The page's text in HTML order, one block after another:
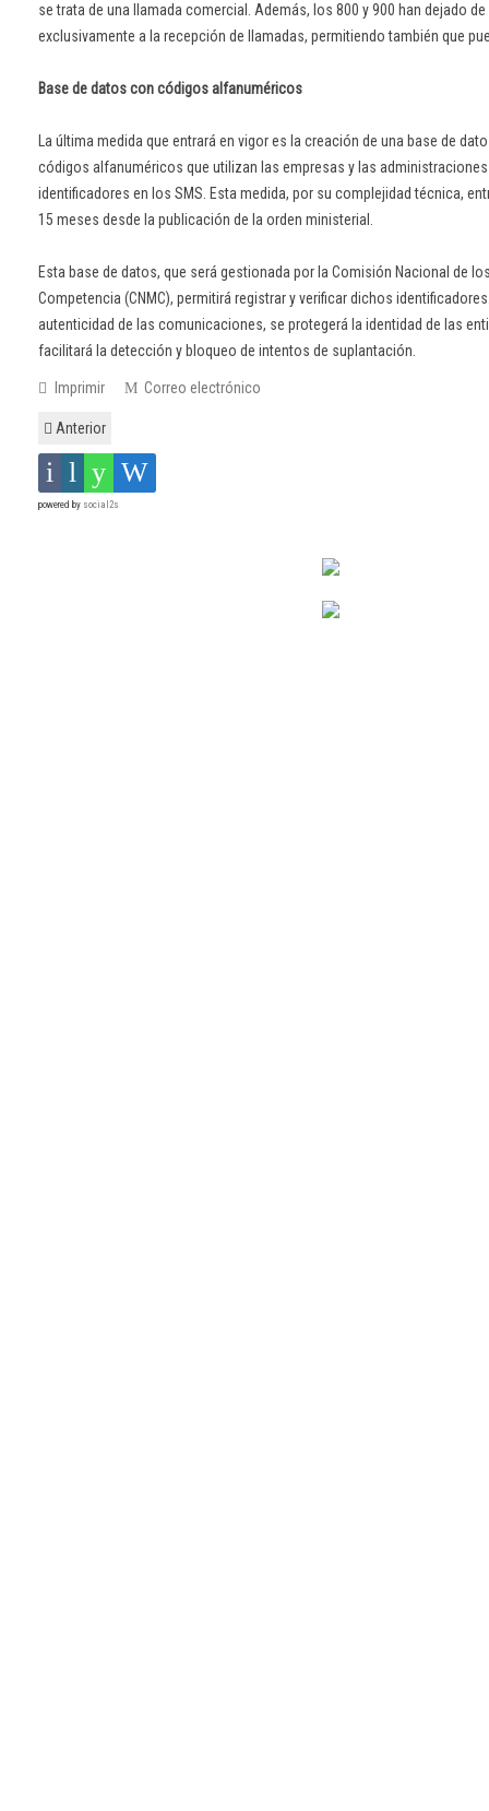
se trata de una llamada comercial. Además, los 800 y 900 han dejado
exclusivamente a la recepción de llamadas, permitiendo también que
Base de datos con códigos alfanuméricos
La última medida que entrará en vigor es la creación de una base de
códigos alfanuméricos que utilizan las empresas y las
identificadores en los SMS. Esta medida, por su complejidad técnica,
15 meses desde la publicación de la orden ministerial.
Esta base de datos, que será gestionada por la Comisión Nacional de
Competencia (CNMC), permitirá registrar y verificar dichos
autenticidad de las comunicaciones, se protegerá la identidad de las
facilitará la detección y bloqueo de intentos de suplantación.
Imprimir Correo electrónico
Anterior
powered by social2s